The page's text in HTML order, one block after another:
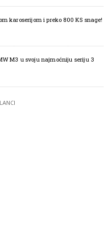
karoserijom i preko 800 KS snage!
M3 u svoju najmoćniju seriju 3